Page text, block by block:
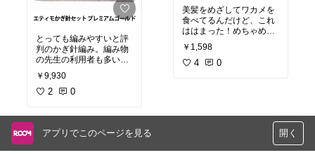
とっても編みやすいと評
判のかぎ針編み。編み物
の先生の利用者も多いで
す。ピンクバージョンの
方が有名だけど、個人的
にはシックなこちらのカ
￥9,930
2 0
美髪をめざしてワカメを
食べてるんだけど、これ
ははまった！めちゃめち
ゃおいしかったです。私
のおすすめ！
￥1,598
4 0
アプリでこのページを見る 開く